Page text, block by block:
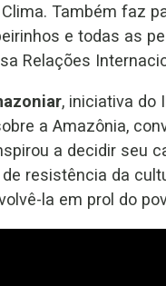
Também faz
e todas as
Relações
, iniciativa do
a Amazônia,
a decidir seu
de resistência da
la em prol do